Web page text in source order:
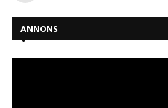
ANNONS